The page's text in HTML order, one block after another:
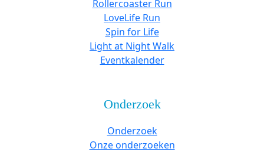
Rollercoaster Run
LoveLife Run
Spin for Life
Light at Night Walk
Eventkalender
Onderzoek
Onderzoek
Onze onderzoeken